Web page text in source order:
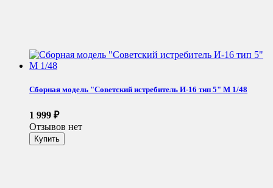
Сборная модель "Советский истребитель И-16 тип 5" М 1/48
1 999 ₽
Отзывов нет